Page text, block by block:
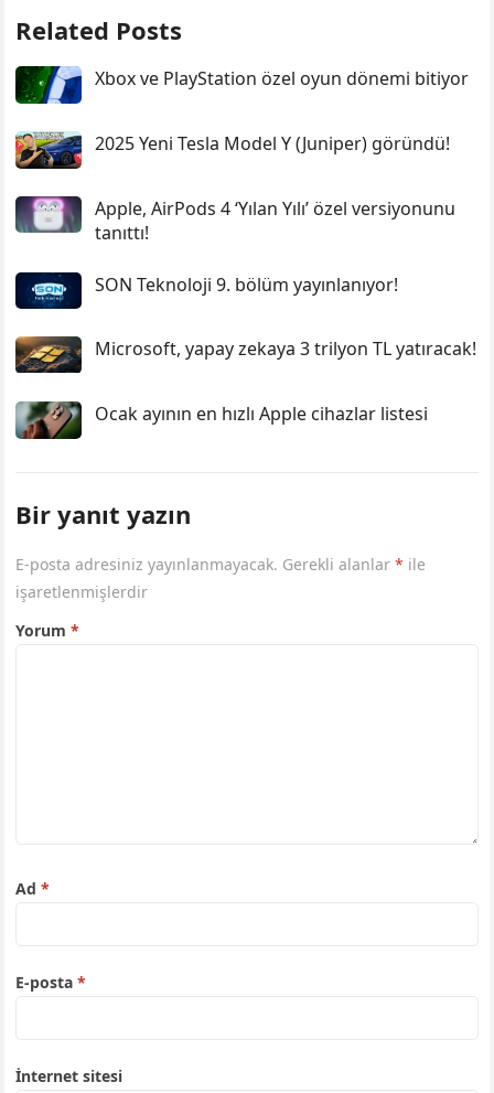
Related Posts
Xbox ve PlayStation özel oyun dönemi bitiyor
2025 Yeni Tesla Model Y (Juniper) göründü!
Apple, AirPods 4 ‘Yılan Yılı’ özel versiyonunu
tanıttı!
SON Teknoloji 9. bölüm yayınlanıyor!
Microsoft, yapay zekaya 3 trilyon TL yatıracak!
Ocak ayının en hızlı Apple cihazlar listesi
Bir yanıt yazın
E-posta adresiniz yayınlanmayacak. Gerekli alanlar* ile
işaretlenmişlerdir
Yorum*
Ad*
E-posta*
İnternet sitesi